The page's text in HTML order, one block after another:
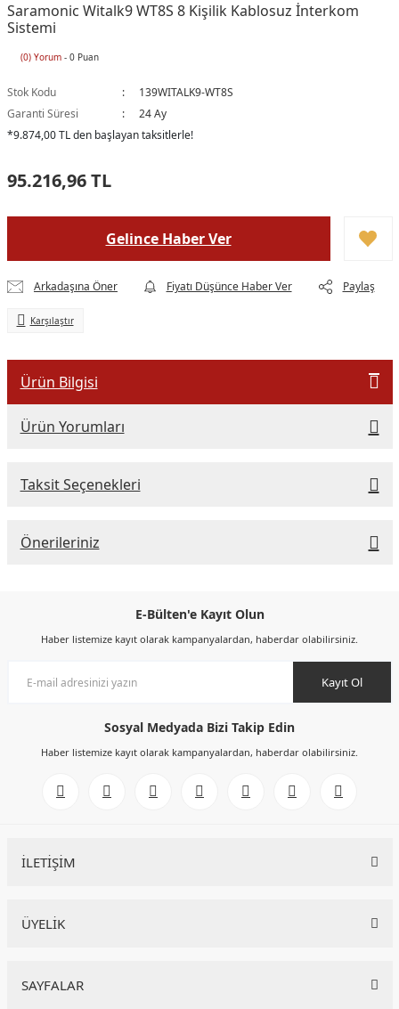
Saramonic Witalk9 WT8S 8 Kişilik Kablosuz İnterkom
Sistemi
(0) Yorum- 0 Puan
Stok Kodu
139WITALK9-WT8S
Garanti Süresi
24 Ay
*9.874,00 TL den başlayan taksitlerle!
95.216,96 TL
Gelince Haber Ver
Arkadaşına Öner Fiyatı Düşünce Haber Ver Paylaş
Karşılaştır
Ürün Bilgisi
Ürün Yorumları
Taksit Seçenekleri
Önerileriniz
E-Bülten'e Kayıt Olun
Haber listemize kayıt olarak kampanyalardan, haberdar olabilirsiniz.
Kayıt Ol
Sosyal Medyada Bizi Takip Edin
Haber listemize kayıt olarak kampanyalardan, haberdar olabilirsiniz.
İLETİŞİM
ÜYELİK
SAYFALAR